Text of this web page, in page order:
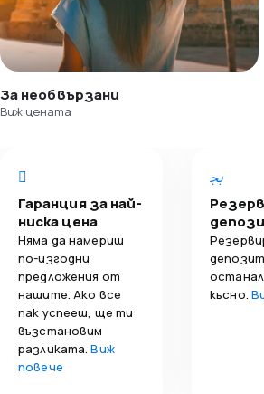
За необвързани
Виж цената
Гаранция за най-
ниска цена
Няма да намериш
по-изгодни
предложения от
нашите. Ако все
пак успееш, ще ти
възстановим
разликата.Виж
повече
късно.